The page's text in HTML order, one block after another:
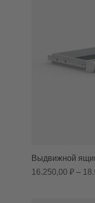
Выдвижной
16.250,00 ₽–